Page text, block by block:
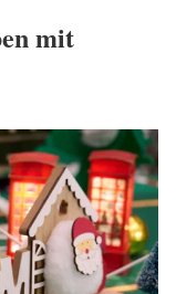
mit